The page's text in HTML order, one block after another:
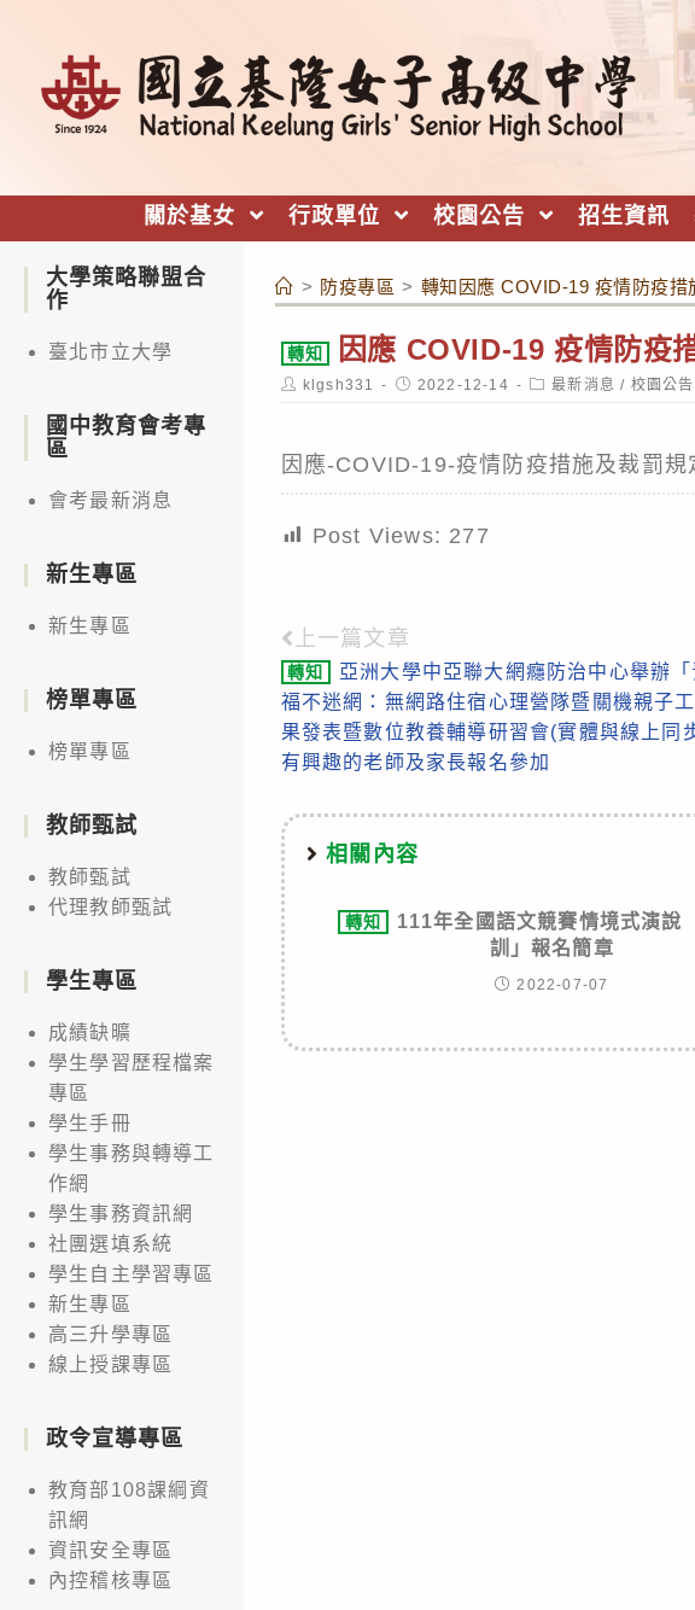
關於基女 行政單位 校園公告 招生資訊
> 防疫專區 > 轉知因應 COVID-19 疫情防疫措
轉知 因應 COVID-19 疫情防疫
Post
author:
klgsh331
Post
published:
2022-12-14
Post
category:
最新消息 / 校園公告
因應-COVID-19-疫情防疫措施及裁罰規
Post Views: 277
Read
more
articles
上一篇文章
轉知
亞洲大學中亞聯大網癮防治中心舉辦
福不迷網：無網路住宿心理營隊暨關機親子
果發表暨數位教養輔導研習會(實體與線上同
有興趣的老師及家長報名參加
相關內容
轉知
111年全國語文競賽情境式演說
訓」報名簡章
2022-07-07
大學策略聯盟合
作
臺北市立大學
國中教育會考專
區
會考最新消息
新生專區
新生專區
榜單專區
榜單專區
教師甄試
教師甄試
代理教師甄試
學生專區
成績缺曠
學生學習歷程檔案
專區
學生手冊
學生事務與轉導工
作網
學生事務資訊網
社團選填系統
學生自主學習專區
新生專區
高三升學專區
線上授課專區
政令宣導專區
教育部108課綱資
訊網
資訊安全專區
內控稽核專區